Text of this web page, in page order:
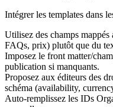
Intégrer les templates dans
Utilisez des champs mappés
FAQs, prix) plutôt que du
Imposez le front matter/
publication si manquants.
Proposez aux éditeurs des
schéma (availability,
Auto-remplissez les IDs